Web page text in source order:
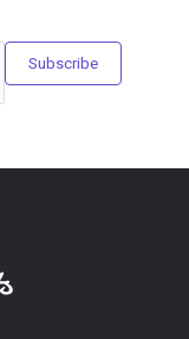
Subscribe